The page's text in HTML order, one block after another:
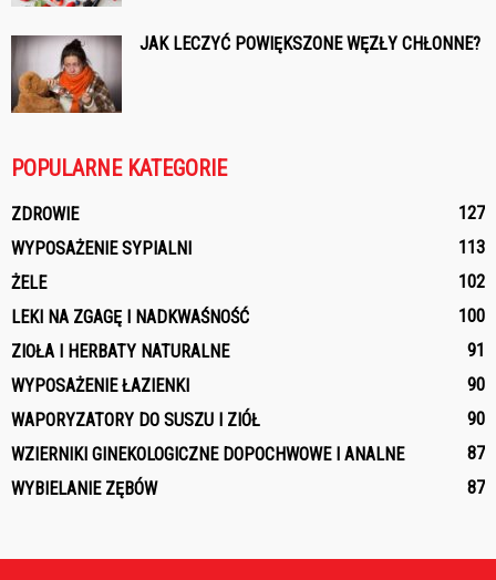
JAK LECZYĆ POWIĘKSZONE WĘZŁY CHŁONNE?
POPULARNE KATEGORIE
ZDROWIE
127
WYPOSAŻENIE SYPIALNI
113
ŻELE
102
LEKI NA ZGAGĘ I NADKWAŚNOŚĆ
100
ZIOŁA I HERBATY NATURALNE
91
WYPOSAŻENIE ŁAZIENKI
90
WAPORYZATORY DO SUSZU I ZIÓŁ
90
WZIERNIKI GINEKOLOGICZNE DOPOCHWOWE I ANALNE
87
WYBIELANIE ZĘBÓW
87